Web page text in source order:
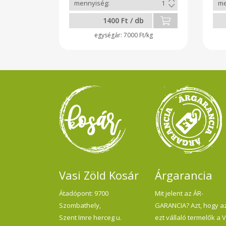
kiszerelésben kerül eladásra
1400 Ft / db
7000 Ft/kg
Vasi Zöld Kosár
Átadópont: 9700
Szombathely,
Szent Imre herceg u.
Árgarancia
Mit jelent az ÁR-
GARANCIA? Azt, hogy
ezt vállaló termelők a